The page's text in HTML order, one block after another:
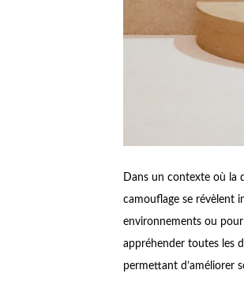
Dans un contexte où la
camouflage se révèlent
environnements ou
appréhender toutes les
permettant d’améliorer